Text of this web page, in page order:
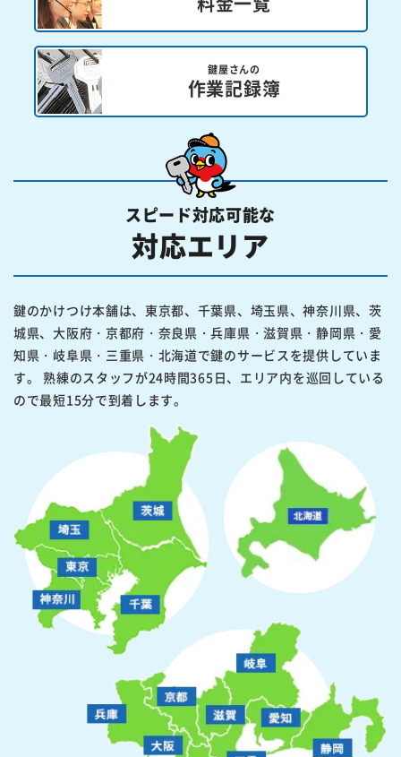
鍵屋さんの
作業記録簿
スピード対応可能な
対応エリア
鍵のかけつけ本舗は、東京都、千葉県、埼玉県、神奈川県、茨
城県、大阪府・京都府・奈良県・兵庫県・滋賀県・静岡県・愛
知県・岐阜県・三重県・北海道で鍵のサービスを提供していま
す。 熟練のスタッフが24時間365日、エリア内を巡回している
ので最短15分で到着します。